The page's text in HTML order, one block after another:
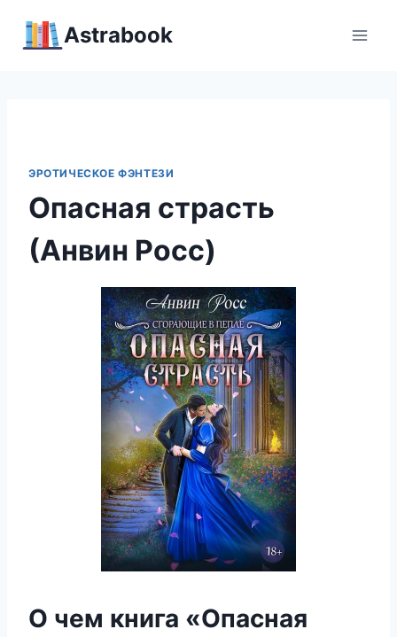
Аstrabook
ЭРОТИЧЕСКОЕ ФЭНТЕЗИ
Опасная страсть
(Анвин Росс)
О чем книга «Опасная